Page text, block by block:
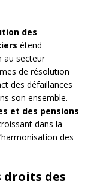
des
étend
au secteur
de résolution
des défaillances
son ensemble.
et des pensions
dans la
des
droits des